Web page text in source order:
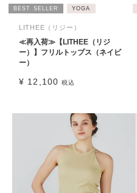
BEST SELLER YOGA
LITHEE（リジー）
≪再入荷≫【LITHEE（リジ
ー）】フリルトップス（ネイビ
ー）
¥ 12,100 税込